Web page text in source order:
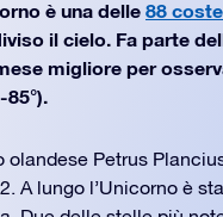
è una delle 88
il cielo. Fa parte
migliore per
olandese Petrus
A lungo l’Unicorno è